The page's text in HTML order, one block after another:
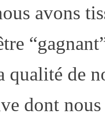
avons
qualité de
dont